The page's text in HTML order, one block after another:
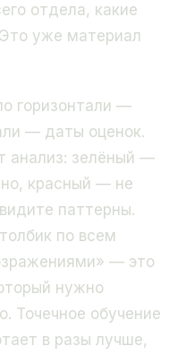
отдела, какие
уже материал
горизонтали —
— даты оценок.
анализ: зелёный —
красный — не
паттерны.
по всем
— это
нужно
Точечное обучение
в разы лучше,